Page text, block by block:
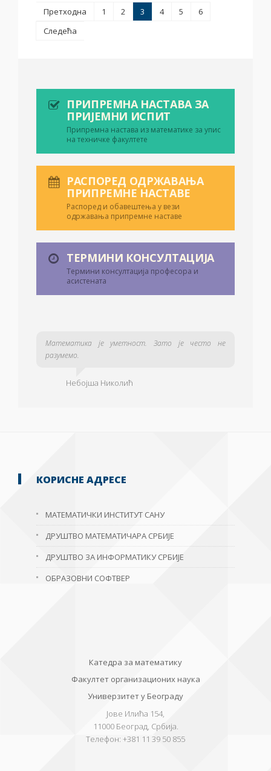
Претходна 1 2 3 4 5
6
Следећа
ПРИПРЕМНА НАСТАВА ЗА
ПРИЈЕМНИ ИСПИТ
Припремна настава из математике за упис
на техничке факултете
РАСПОРЕД ОДРЖАВАЊА
ПРИПРЕМНЕ НАСТАВЕ
Распоред и обавештења у вези
одржавања припремне наставе
ТЕРМИНИ КОНСУЛТАЦИЈА
Термини консултација професора и
асистената
Математика је уметност. Зато је често не
разумемо.
Небојша Николић
КОРИСНЕ АДРЕСЕ
МАТЕМАТИЧКИ ИНСТИТУТ САНУ
ДРУШТВО МАТЕМАТИЧАРА СРБИЈЕ
ДРУШТВО ЗА ИНФОРМАТИКУ СРБИЈЕ
ОБРАЗОВНИ СОФТВЕР
Катедра за математику
Факултет организационих наука
Универзитет у Београду
Јове Илића 154,
11000 Београд, Србија.
Телефон: +381 11 39 50 855